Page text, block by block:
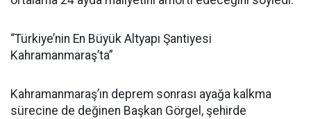
“Türkiye’nin En Büyük Altyapı Şantiyesi
Kahramanmaraş’ta”
Kahramanmaraş’ın deprem sonrası ayağa kalkma
sürecine de değinen Başkan Görgel, şehirde